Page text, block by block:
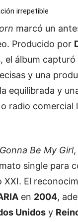
irrepetible
marcó un
Producido por
, el álbum
y una
equilibrada y
radio
Be My Girl,
single para
El
en 2004,
Unidos y